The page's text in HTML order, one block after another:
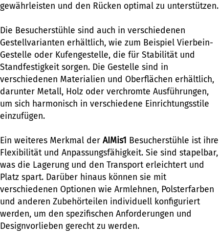
gewährleisten und den Rücken optimal zu unterstützen.
Die Besucherstühle sind auch in verschiedenen
Gestellvarianten erhältlich, wie zum Beispiel Vierbein-
Gestelle oder Kufengestelle, die für Stabilität und
Standfestigkeit sorgen. Die Gestelle sind in
verschiedenen Materialien und Oberflächen erhältlich,
darunter Metall, Holz oder verchromte Ausführungen,
um sich harmonisch in verschiedene Einrichtungsstile
einzufügen.
Ein weiteres Merkmal der AIMis1 Besucherstühle ist ihre
Flexibilität und Anpassungsfähigkeit. Sie sind stapelbar,
was die Lagerung und den Transport erleichtert und
Platz spart. Darüber hinaus können sie mit
verschiedenen Optionen wie Armlehnen, Polsterfarben
und anderen Zubehörteilen individuell konfiguriert
werden, um den spezifischen Anforderungen und
Designvorlieben gerecht zu werden.